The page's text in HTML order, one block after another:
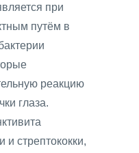
при
путём в
реакцию
глаза.
и стрептококки,